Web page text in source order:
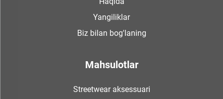
Yangiliklar
Biz bilan bog'laning
Mahsulotlar
Streetwear aksessuari